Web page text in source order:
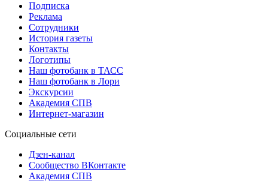
Подписка
Реклама
Сотрудники
История газеты
Контакты
Логотипы
Наш фотобанк в ТАСС
Наш фотобанк в Лори
Экскурсии
Академия СПВ
Интернет-магазин
Социальные сети
Дзен-канал
Сообщество ВКонтакте
Академия СПВ